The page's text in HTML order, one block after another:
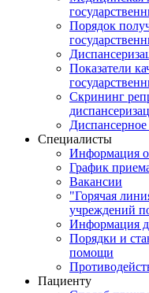
Порядок
Показатели
Скрининг
Специалисты
Информация о
График
Вакансии
"Горячая
учреждений
Информация
Порядки и
помощи
Пациенту